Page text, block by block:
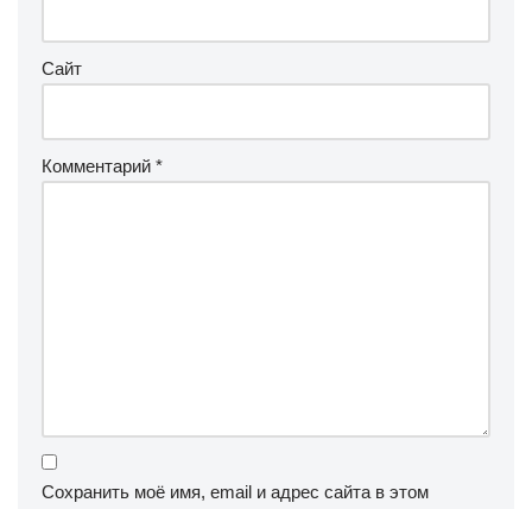
Сайт
Комментарий *
Сохранить моё имя, email и адрес сайта в этом